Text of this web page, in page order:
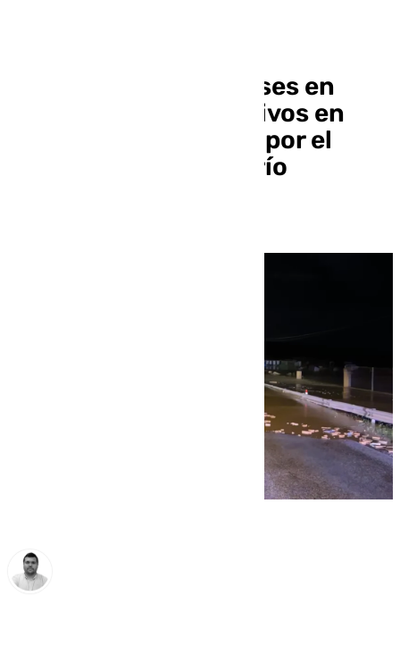
Se suspenden las clases en
ocho centros educativos en
Estación de Cártama por el
desbordamiento del río